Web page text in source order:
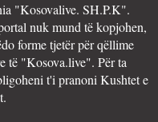
"Kosovalive. SH.P.K".
nuk mund të kopjohen,
forme tjetër për qëllime
të "Kosova.live". Për ta
t'i pranoni Kushtet e